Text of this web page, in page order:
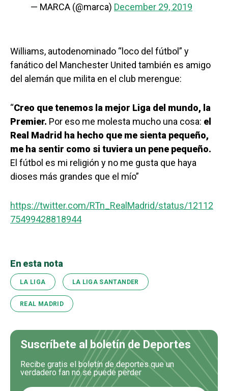
— MARCA (@marca) December 29, 2019
Williams, autodenominado “loco del fútbol” y
fanático del Manchester United también es amigo
del alemán que milita en el club merengue:
“Creo que tenemos la mejor Liga del mundo, la
Premier. Por eso me molesta mucho una cosa: el
Real Madrid ha hecho que me sienta pequeño,
me ha sentir como si tuviera un pene pequeño.
El fútbol es mi religión y no me gusta que haya
dioses más grandes que el mío”
https://twitter.com/RTn_RealMadrid/status/12112
75499428818944
En esta nota
LA LIGA LA LIGA SANTANDER
REAL MADRID
Suscríbete al boletín de Deportes
Recibe gratis el boletín de deportes que un
verdadero fan no se puede perder